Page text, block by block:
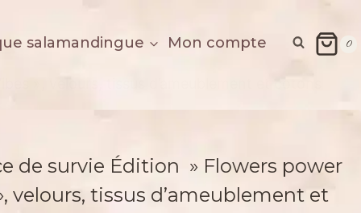
salamandingue Mon compte 0
de survie Édition » Flowers power
velours, tissus d’ameublement et